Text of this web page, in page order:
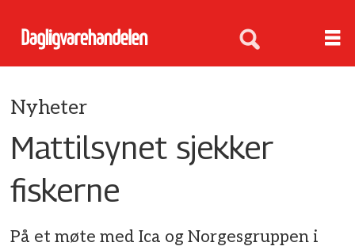
Nyheter
Mattilsynet sjekker
fiskerne
På et møte med Ica og Norgesgruppen i